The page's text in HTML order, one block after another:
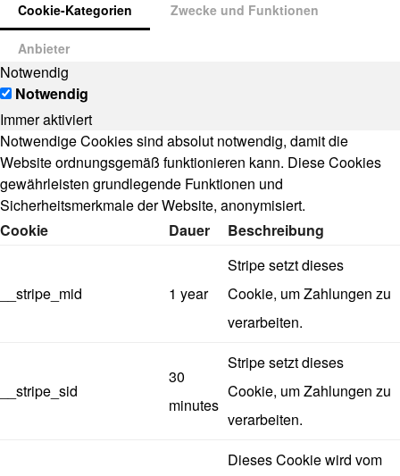
Cookie-Kategorien Zwecke und Funktionen
Anbieter
Notwendig
Notwendig
Immer aktiviert
Notwendige Cookies sind absolut notwendig, damit die
Website ordnungsgemäß funktionieren kann. Diese Cookies
gewährleisten grundlegende Funktionen und
Sicherheitsmerkmale der Website, anonymisiert.
Cookie
Dauer Beschreibung
__stripe_mid 1 year
Stripe setzt dieses
Cookie, um Zahlungen zu
verarbeiten.
__stripe_sid
30
minutes
Stripe setzt dieses
Cookie, um Zahlungen zu
verarbeiten.
Dieses Cookie wird vom